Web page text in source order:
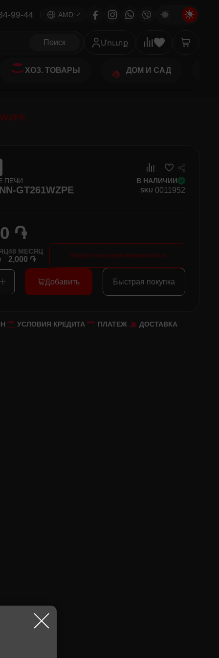
99-44 AMD
Поиск Մուտք
ХОЗ. ТОВАРЫ ДОМ И САД
ПЕЧИ В НАЛИЧИИ
GT261WZPE SKU 0011952
֏
48 МЕСЯЦ
2,000 ֏ Покупайте в кредит прямо сейчас!
Добавить Быстрая покупка
УСЛОВИЯ КРЕДИТА ПЛАТЕЖ ДОСТАВКА